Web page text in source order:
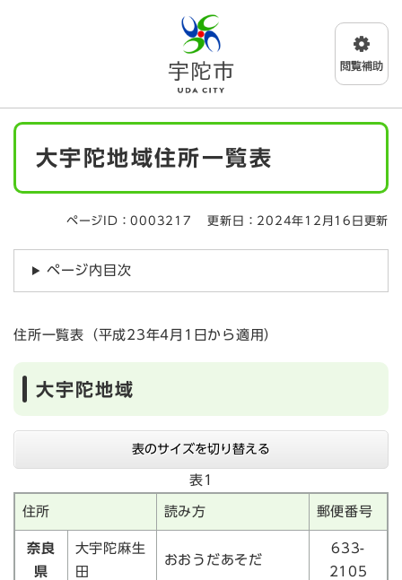
メニューを飛ばして本文へ
本
大宇陀地域住所一覧表
ページID：0003217 更新日：2024年12月16日更新
ページ内目次
住所一覧表（平成23年4月1日から適用）
大宇陀地域
表のサイズを切り替える
表1
住所 読み方 郵便番号
奈良
県
大宇陀麻生
田
おおうだあそだ
633-
2105